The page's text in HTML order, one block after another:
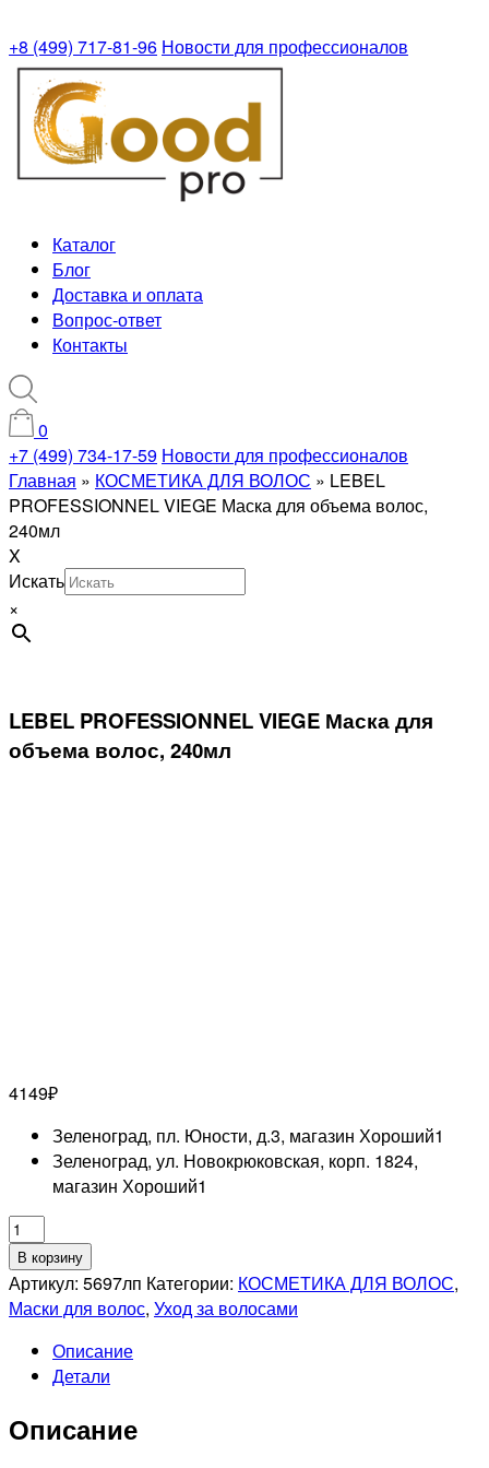
+8 (499) 717-81-96 Новости для профессионалов
Каталог
Блог
Доставка и оплата
Вопрос-ответ
Контакты
0
+7 (499) 734-17-59 Новости для профессионалов
Главная » КОСМЕТИКА ДЛЯ ВОЛОС » LEBEL
PROFESSIONNEL VIEGE Маска для объема волос,
240мл
X
Искать
×
LEBEL PROFESSIONNEL VIEGE Маска для
объема волос, 240мл
4149₽
Зеленоград, пл. Юности, д.3, магазин Хороший1
Зеленоград, ул. Новокрюковская, корп. 1824,
магазин Хороший1
Количество
товара
LEBEL
PROFESSIONNEL
Маска
для
волос,
В корзину
Артикул: 5697лп Категории: КОСМЕТИКА ДЛЯ ВОЛОС,
Маски для волос, Уход за волосами
Описание
Детали
Описание